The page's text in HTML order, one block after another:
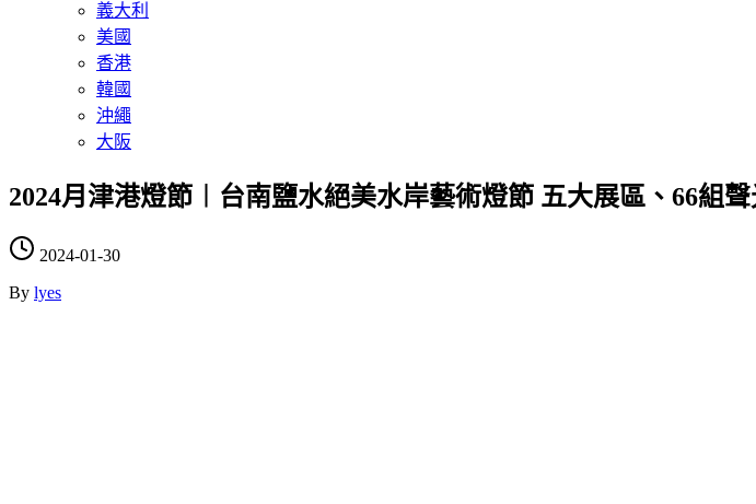
義大利
美國
香港
韓國
沖繩
大阪
2024月津港燈節︱台南鹽水絕美水岸藝術燈節 五大展區、66組
2024-01-30
By lyes